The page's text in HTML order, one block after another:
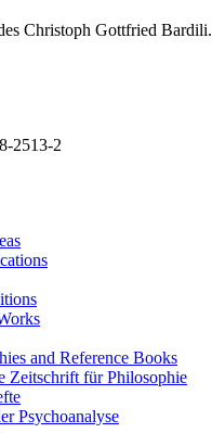
Christoph Gottfried Bardili.
2513-2
and Reference Books
Zeitschrift für Philosophie
Psychoanalyse